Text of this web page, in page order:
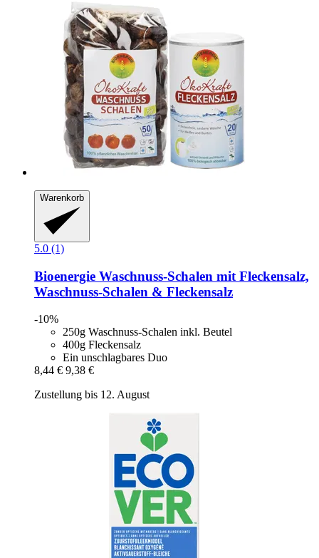
Warenkorb
5.0 (1)
Bioenergie Waschnuss-​Schalen mit Fleckensalz,
Waschnuss-​Schalen & Fleckensalz
-10%
250g Waschnuss-Schalen inkl. Beutel
400g Fleckensalz
Ein unschlagbares Duo
8,44 € 9,38 €
Zustellung bis 12. August